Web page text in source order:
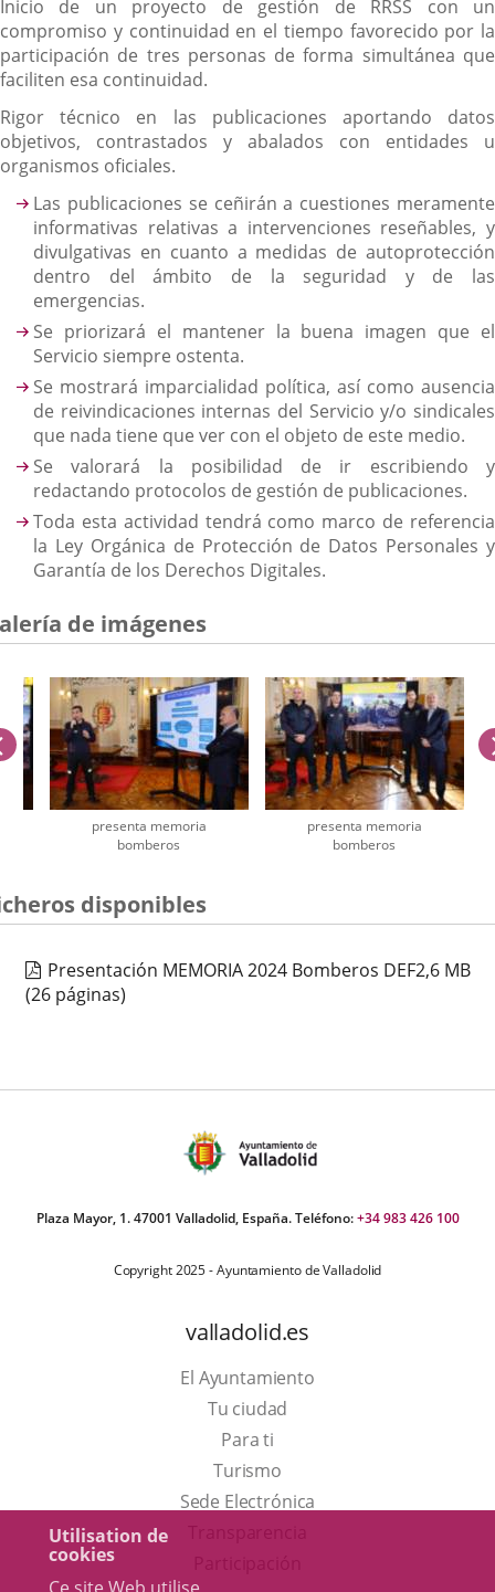
Utilisation de
cookies
Inicio de un proyecto de gestión de RRSS con un
compromiso y continuidad en el tiempo favorecido por la
participación de tres personas de forma simultánea que
faciliten esa continuidad.
Rigor técnico en las publicaciones aportando datos
objetivos, contrastados y abalados con entidades u
organismos oficiales.
Las publicaciones se ceñirán a cuestiones meramente
informativas relativas a intervenciones reseñables, y
divulgativas en cuanto a medidas de autoprotección
dentro del ámbito de la seguridad y de las
emergencias.
Se priorizará el mantener la buena imagen que el
Servicio siempre ostenta.
Se mostrará imparcialidad política, así como ausencia
de reivindicaciones internas del Servicio y/o sindicales
que nada tiene que ver con el objeto de este medio.
Se valorará la posibilidad de ir escribiendo y
redactando protocolos de gestión de publicaciones.
Toda esta actividad tendrá como marco de referencia
la Ley Orgánica de Protección de Datos Personales y
Garantía de los Derechos Digitales.
de imágenes
presenta memoria
bomberos
presenta memoria
bomberos
anterior
disponibles
Presentación MEMORIA 2024 Bomberos DEF2,6 MB
(26 páginas)
Plaza Mayor, 1. 47001 Valladolid, España. Teléfono:+34 983 426 100
Copyright 2025 - Ayuntamiento de Valladolid
valladolid.es
El Ayuntamiento
Tu ciudad
Para ti
TurismoEste
enlace
Sede Electrónica